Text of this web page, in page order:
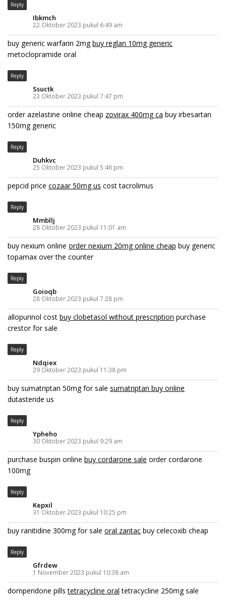
Reply
Ibkmch
22 Oktober 2023 pukul 6:49 am
buy generic warfarin 2mgbuy reglan 10mg generic
metoclopramide oral
Reply
Ssuctk
23 Oktober 2023 pukul 7:47 pm
order azelastine online cheap zovirax 400mg ca buy irbesartan
150mg generic
Reply
Duhkvc
25 Oktober 2023 pukul 5:46 pm
pepcid price cozaar 50mg us cost tacrolimus
Reply
Mmbllj
28 Oktober 2023 pukul 11:01 am
buy nexium online order nexium 20mg online cheap buy generic
topamax over the counter
Reply
Goioqb
28 Oktober 2023 pukul 7:28 pm
allopurinol cost buy clobetasol without prescription purchase
crestor for sale
Reply
Ndqiex
29 Oktober 2023 pukul 11:38 pm
buy sumatriptan 50mg for sale sumatriptan buy online
dutasteride us
Reply
Ypheho
30 Oktober 2023 pukul 9:29 am
purchase buspin online buy cordarone sale order cordarone
100mg
Reply
Kepxil
31 Oktober 2023 pukul 10:25 pm
buy ranitidine 300mg for sale oral zantac buy celecoxib cheap
Reply
Gfrdew
1 November 2023 pukul 10:38 am
domperidone pillstetracycline oral tetracycline 250mg sale